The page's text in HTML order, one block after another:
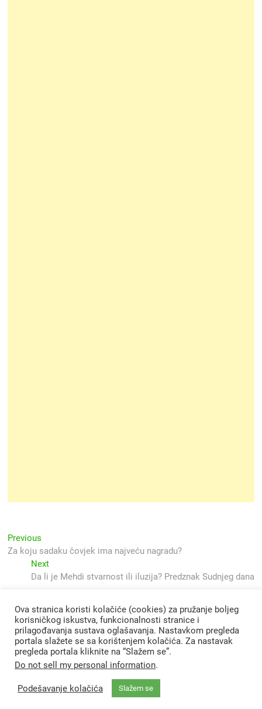
Navigacija
objava
Previous
post:
Za koju sadaku čovjek ima najveću nagradu?
NextNext
post:
Da li je Mehdi stvarnost ili iluzija? Predznak Sudnjeg dana
Svjetlo Islama| Designed by: Theme Freesia
Ova stranica koristi kolačiće (cookies) za pružanje boljeg
korisničkog iskustva, funkcionalnosti stranice i
prilagođavanja sustava oglašavanja. Nastavkom pregleda
portala slažete se sa korištenjem kolačića. Za nastavak
pregleda portala kliknite na “Slažem se”.
Do not sell my personal information.
Podešavanje kolačića Slažem se